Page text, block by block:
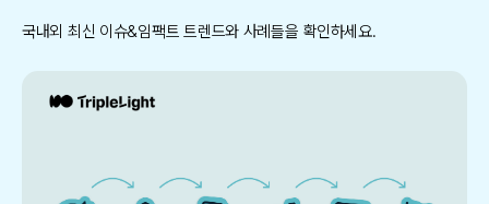
국내외 최신 이슈&임팩트 트렌드와 사례들을 확인하세요.